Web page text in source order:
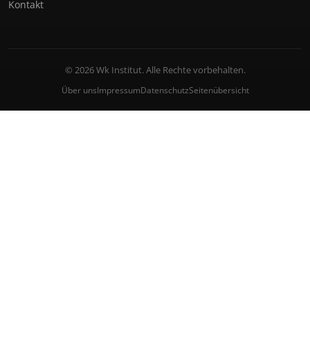
Kontakt
© 2026 Wk Institut. Alle Rechte vorbehalten.
Über unsImpressumDatenschutzSeitenübersicht